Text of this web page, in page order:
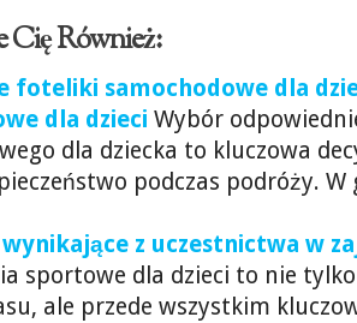
Cię Również:
foteliki samochodowe dla
dla dzieci Wybór
dla dziecka to kluczowa
podczas podróży.
z uczestnictwa w
sportowe dla dzieci to nie
ale przede wszystkim